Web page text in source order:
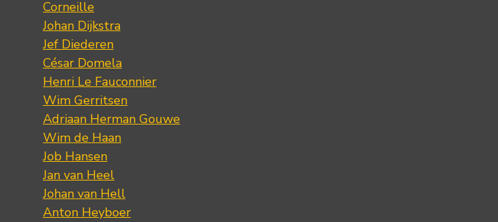
Corneille
Johan Dijkstra
Jef Diederen
César Domela
Henri Le Fauconnier
Wim Gerritsen
Adriaan Herman Gouwe
Wim de Haan
Job Hansen
Jan van Heel
Johan van Hell
Anton Heyboer